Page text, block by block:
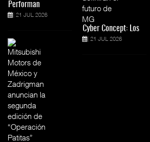
Performan
21 JUL 2026
Cyber Concept: Los
21 JUL 2026